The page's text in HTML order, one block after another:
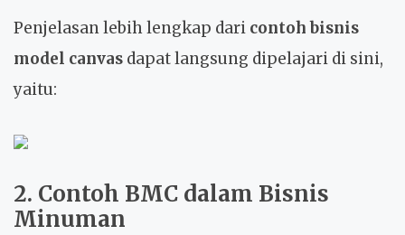
Penjelasan lebih lengkap dari contoh bisnis
model canvas dapat langsung dipelajari di sini,
yaitu:
2. Contoh BMC dalam Bisnis
Minuman